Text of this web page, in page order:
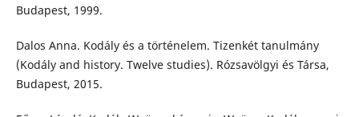
Budapest, 1999.
Dalos Anna. Kodály és a történelem. Tizenkét tanulmány
(Kodály and history. Twelve studies). Rózsavölgyi és Társa,
Budapest, 2015.